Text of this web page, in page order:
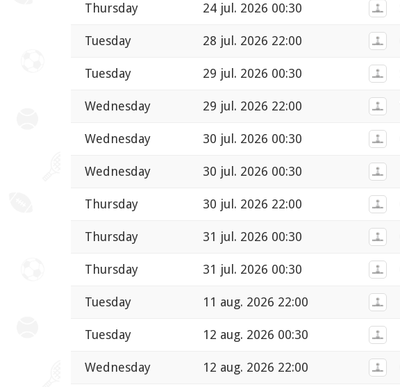
Thursday 24 jul. 2026 00:30
Tuesday 28 jul. 2026 22:00
Tuesday 29 jul. 2026 00:30
Wednesday 29 jul. 2026 22:00
Wednesday 30 jul. 2026 00:30
Wednesday 30 jul. 2026 00:30
Thursday 30 jul. 2026 22:00
Thursday 31 jul. 2026 00:30
Thursday 31 jul. 2026 00:30
Tuesday 11 aug. 2026 22:00
Tuesday 12 aug. 2026 00:30
Wednesday 12 aug. 2026 22:00